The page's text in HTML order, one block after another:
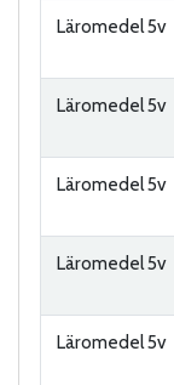
Läromedel 5v
Läromedel 5v
Läromedel 5v
Läromedel 5v
Läromedel 5v